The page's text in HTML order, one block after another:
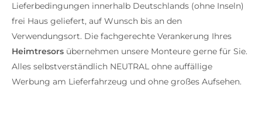
Lieferbedingungen innerhalb Deutschlands (ohne Inseln)
frei Haus geliefert, auf Wunsch bis an den
Verwendungsort. Die fachgerechte Verankerung Ihres
Heimtresors übernehmen unsere Monteure gerne für Sie.
Alles selbstverständlich NEUTRAL ohne auffällige
Werbung am Lieferfahrzeug und ohne großes Aufsehen.